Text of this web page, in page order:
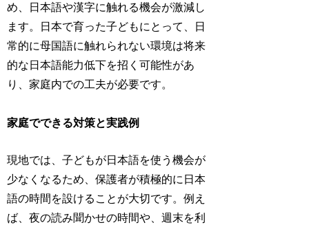
め、日本語や漢字に触れる機会が激減し
ます。日本で育った子どもにとって、日
常的に母国語に触れられない環境は将来
的な日本語能力低下を招く可能性があ
り、家庭内での工夫が必要です。
家庭でできる対策と実践例
現地では、子どもが日本語を使う機会が
少なくなるため、保護者が積極的に日本
語の時間を設けることが大切です。例え
ば、夜の読み聞かせの時間や、週末を利